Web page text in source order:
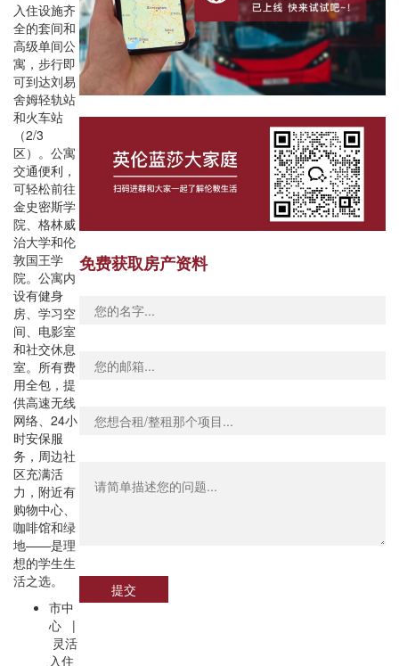
入住设施齐
全的套间和
高级单间公
寓，步行即
可到达刘易
舍姆轻轨站
和火车站
（2/3
区）。公寓
交通便利，
可轻松前往
金史密斯学
院、格林威
治大学和伦
敦国王学
院。公寓内
设有健身
房、学习空
间、电影室
和社交休息
室。所有费
用全包，提
供高速无线
网络、24小
时安保服
务，周边社
区充满活
力，附近有
购物中心、
咖啡馆和绿
地——是理
想的学生生
活之选。
市中
心 |
灵活
入住
免费获取房产资料
提交